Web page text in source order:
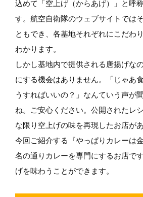
込めて「空上げ（からあげ）」と呼
す。航空自衛隊のウェブサイトでは
ともでき、各基地それぞれにこだわ
わかります。
しかし基地内で提供される唐揚げな
にする機会はありません。「じゃあ
うすればいいの？」なんていう声が
ね。ご安心ください。公開されたレ
な限り空上げの味を再現したお店が
今回ご紹介する『やっぱりカレーは
名の通りカレーを専門にするお店で
げを味わうことができます。